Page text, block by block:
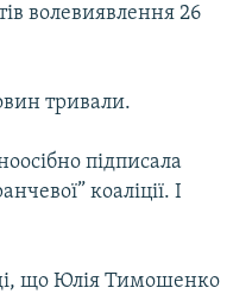
волевиявлення 26
тривали.
підписала
коаліції. І
що Юлія Тимошенко